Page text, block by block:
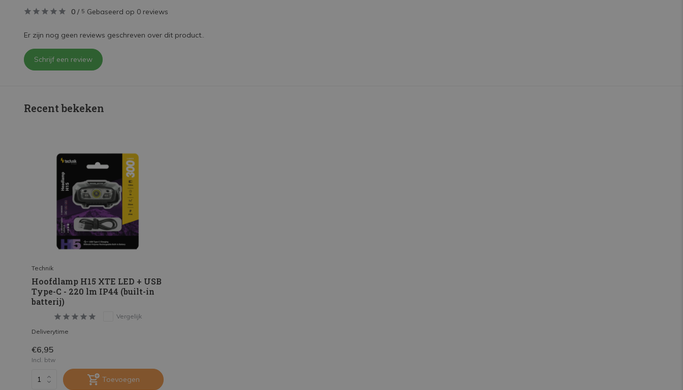
0 / 5 Gebaseerd op 0 reviews
Er zijn nog geen reviews geschreven over dit product..
Schrijf een review
Recent bekeken
Technik
Hoofdlamp H15 XTE LED + USB
Type-C - 220 lm IP44 (built-in
batterij)
Vergelijk
Deliverytime
€6,95
Incl. btw
Toevoegen